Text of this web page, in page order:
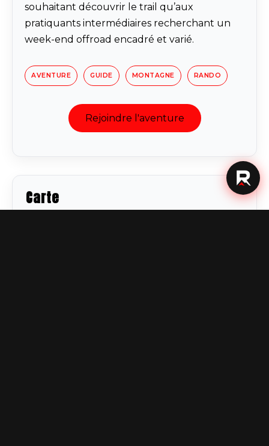
souhaitant découvrir le trail qu’aux
pratiquants intermédiaires recherchant un
week-end offroad encadré et varié.
AVENTURE GUIDE MONTAGNE RANDO
Rejoindre l'aventure
Carte